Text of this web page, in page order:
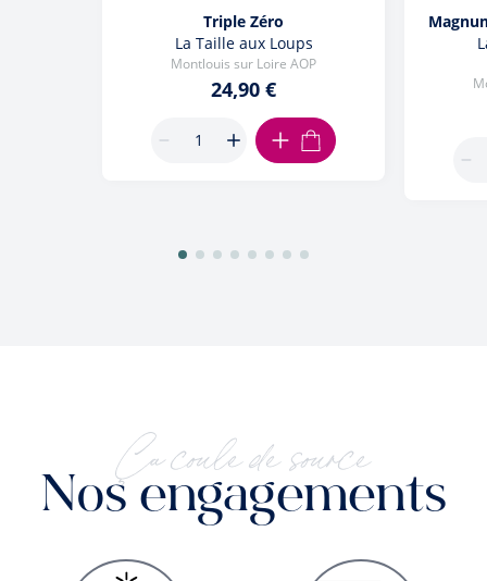
Triple Zéro
La Taille aux Loups
Montlouis sur Loire AOP
24,90 €
AJOUTER AU PANIER
Ça coule de source
Nos engagements